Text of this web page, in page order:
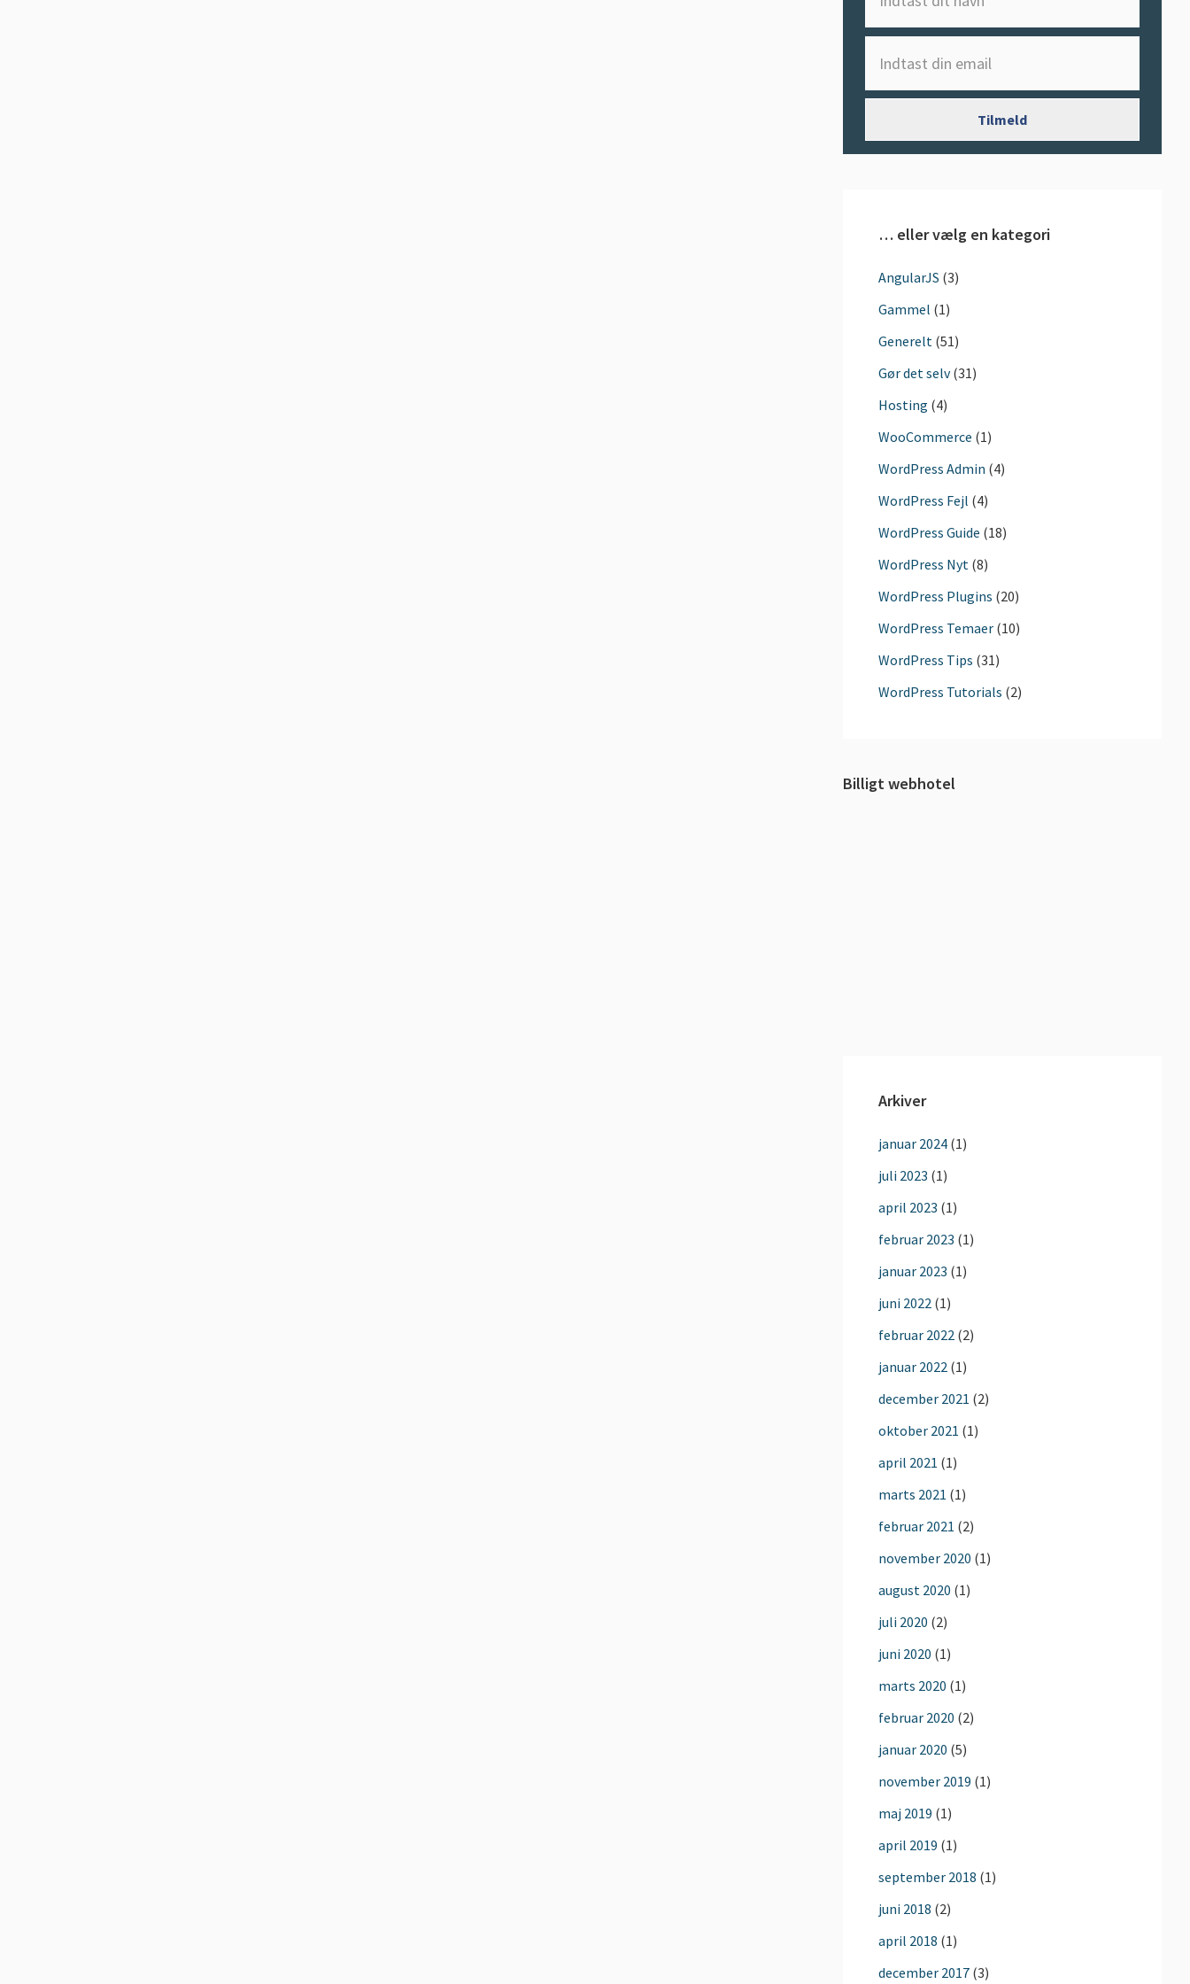
… eller vælg en kategori
AngularJS (3)
Gammel (1)
Generelt (51)
Gør det selv(31)
Hosting (4)
WooCommerce (1)
WordPress Admin (4)
WordPress Fejl (4)
WordPress Guide (18)
WordPress Nyt (8)
WordPress Plugins (20)
WordPress Temaer (10)
WordPress Tips (31)
WordPress Tutorials (2)
Billigt webhotel
Arkiver
januar 2024 (1)
juli 2023 (1)
april 2023 (1)
februar 2023 (1)
januar 2023 (1)
juni 2022 (1)
februar 2022 (2)
januar 2022 (1)
december 2021 (2)
oktober 2021 (1)
april 2021 (1)
marts 2021 (1)
februar 2021 (2)
november 2020 (1)
august 2020 (1)
juli 2020 (2)
juni 2020 (1)
marts 2020 (1)
februar 2020 (2)
januar 2020 (5)
november 2019 (1)
maj 2019 (1)
april 2019 (1)
september 2018 (1)
juni 2018 (2)
april 2018 (1)
december 2017 (3)